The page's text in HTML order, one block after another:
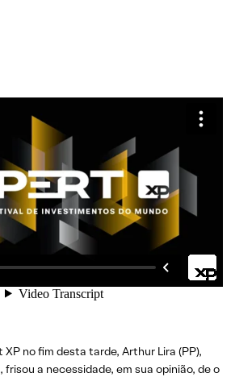
no fim desta tarde, Arthur Lira (PP),
a necessidade, em sua opinião, de o